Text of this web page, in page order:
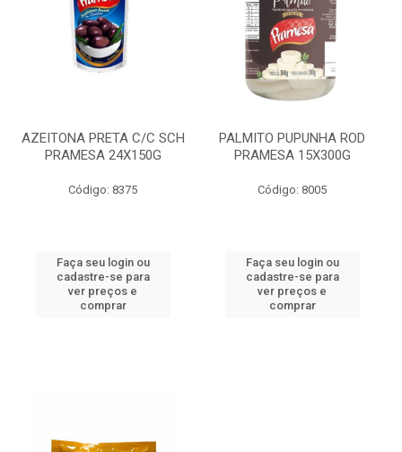
AZEITONA PRETA C/C SCH
PRAMESA 24X150G
Código: 8375
Faça seu login ou
cadastre-se para
ver preços e
comprar
PALMITO PUPUNHA ROD
PRAMESA 15X300G
Código: 8005
Faça seu login ou
cadastre-se para
ver preços e
comprar